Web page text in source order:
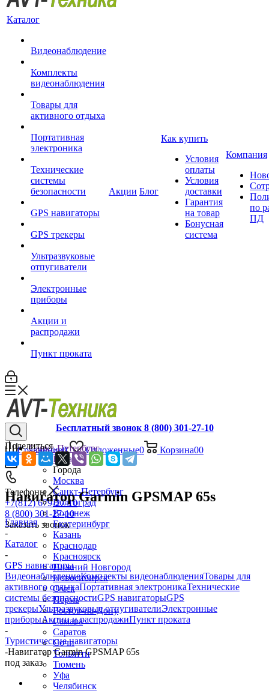
Каталог
Видеонаблюдение
Комплекты
видеонаблюдения
Товары для
активного отдыха
Портативная
электроника
Технические
системы
безопасности
GPS навигаторы
GPS трекеры
Ультразвуковые
отпугиватели
Электронные
приборы
Акции и
распродажи
Пункт проката
Акции Блог
Как купить
Условия
оплаты
Условия
доставки
Гарантия
на товар
Бонусная
система
Компания
по
ПД
Сравнение0 Отложенные0 Корзина00
Телефоны
+7(812) 679-27-10
8 (800) 301-27-10
Заказать звонок
Бесплатный звонок 8 (800) 301-27-10
Санкт-Петербург
Назад
Города
Москва
Санкт-Петербург
Волгоград
Воронеж
Екатеринбург
Казань
Краснодар
Красноярск
Нижний Новгород
Новосибирск
Омск
Пермь
Ростов-на-Дону
Самара
Саратов
Сочи
Тольятти
Тюмень
Уфа
Челябинск
Поделиться
Навигатор Garmin GPSMAP 65s
Главная
-
Каталог
-
GPS навигаторы
ВидеонаблюдениеКомплекты видеонаблюденияТовары для
активного отдыхаПортативная электроникаТехнические
системы безопасностиGPS навигаторыGPS
трекерыУльтразвуковые отпугивателиЭлектронные
приборыАкции и распродажиПункт проката
-
Туристические навигаторы
-Навигатор Garmin GPSMAP 65s
под заказ